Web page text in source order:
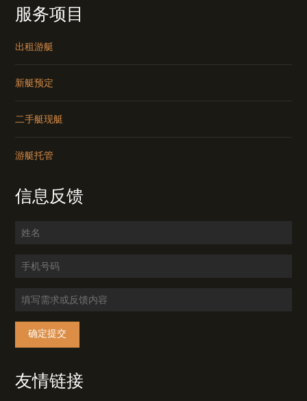
服务项目
出租游艇
新艇预定
二手艇现艇
游艇托管
信息反馈
确定提交
友情链接